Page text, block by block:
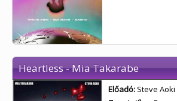
Heartless - Mia Takarabe
Előadó: Steve Aoki